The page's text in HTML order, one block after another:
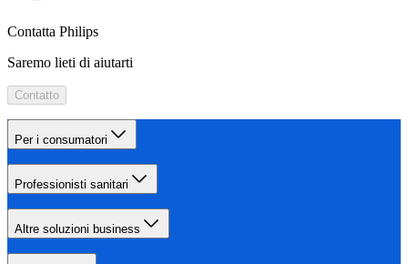
Contatta Philips
Saremo lieti di aiutarti
Contatto
Per i consumatori
Professionisti sanitari
Altre soluzioni business